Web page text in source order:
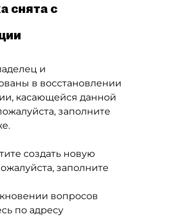
снята с
и
в восстановлении
касающейся данной
заполните
создать новую
заполните
вопросов
по адресу